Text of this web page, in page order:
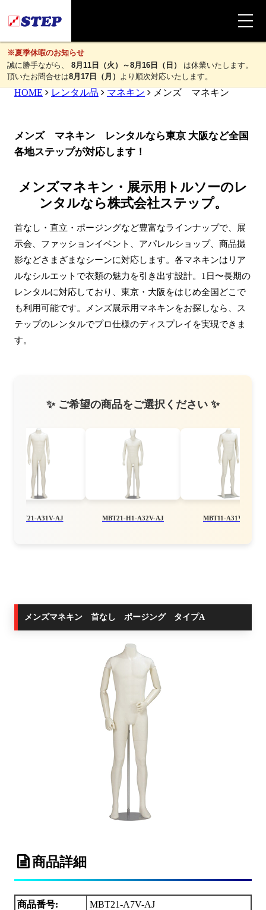
※夏季休暇のお知らせ
誠に勝手ながら、
8月11日（火）～8月16日（日） は休業いたします。
頂いたお問合せは8月17日（月） より順次対応いたします。
HOME レンタル品 マネキン メンズ マネキン
メンズ マネキン レンタルなら東京 大阪など全国
各地ステップが対応します！
メンズマネキン・展示用トルソーのレ
ンタルなら株式会社ステップ。
首なし・直立・ポージングなど豊富なラインナップで、展
示会、ファッションイベント、アパレルショップ、商品撮
影などさまざまなシーンに対応します。各マネキンはリア
ルなシルエットで衣類の魅力を引き出す設計。1日〜長期の
レンタルに対応しており、東京・大阪をはじめ全国どこで
も利用可能です。メンズ展示用マネキンをお探しなら、ス
テップのレンタルでプロ仕様のディスプレイを実現できま
す。
✨ ご希望の商品をご選択ください ✨
MBT21-A31V-AJ MBT21-H1-A32V-AJ MBT11-A31V-AJ
メンズマネキン 首なし ポージング タイプA
商品詳細
商品番号:
MBT21-A7V-AJ